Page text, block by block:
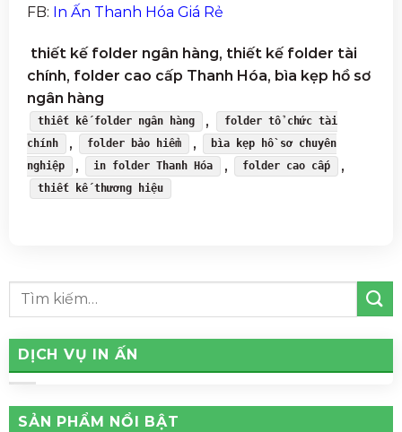
FB: In Ấn Thanh Hóa Giá Rẻ
thiết kế folder ngân hàng, thiết kế folder tài
chính, folder cao cấp Thanh Hóa, bìa kẹp hồ sơ
ngân hàng
thiết kế folder ngân hàng ,
folder tổ chức tài
chính
, folder bảo hiểm ,
bìa kẹp hồ sơ chuyên
nghiệp
, in folder Thanh Hóa , folder cao cấp ,
thiết kế thương hiệu
DỊCH VỤ IN ẤN
SẢN PHẨM NỔI BẬT